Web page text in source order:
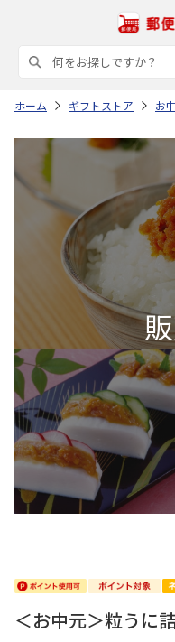
ホーム ギフトストア お
＜お中元＞粒うに